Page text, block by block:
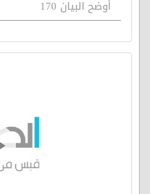
أوضح البيان 170